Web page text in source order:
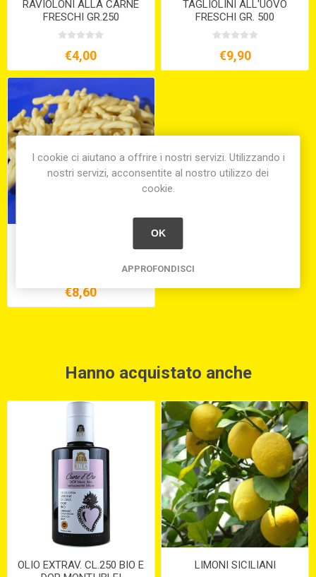
RAVIOLONI ALLA CARNE
FRESCHI GR.250
€4,00
TAGLIOLINI ALL'UOVO
FRESCHI GR. 500
€9,90
€8,60
Hanno acquistato anche
OLIO EXTRAV. CL.250 BIO E
LIMONI SICILIANI
I cookie ci aiutano a offrire i nostri servizi. Utilizzando i
nostri servizi, acconsentite al nostro utilizzo dei
cookie.
OK
APPROFONDISCI